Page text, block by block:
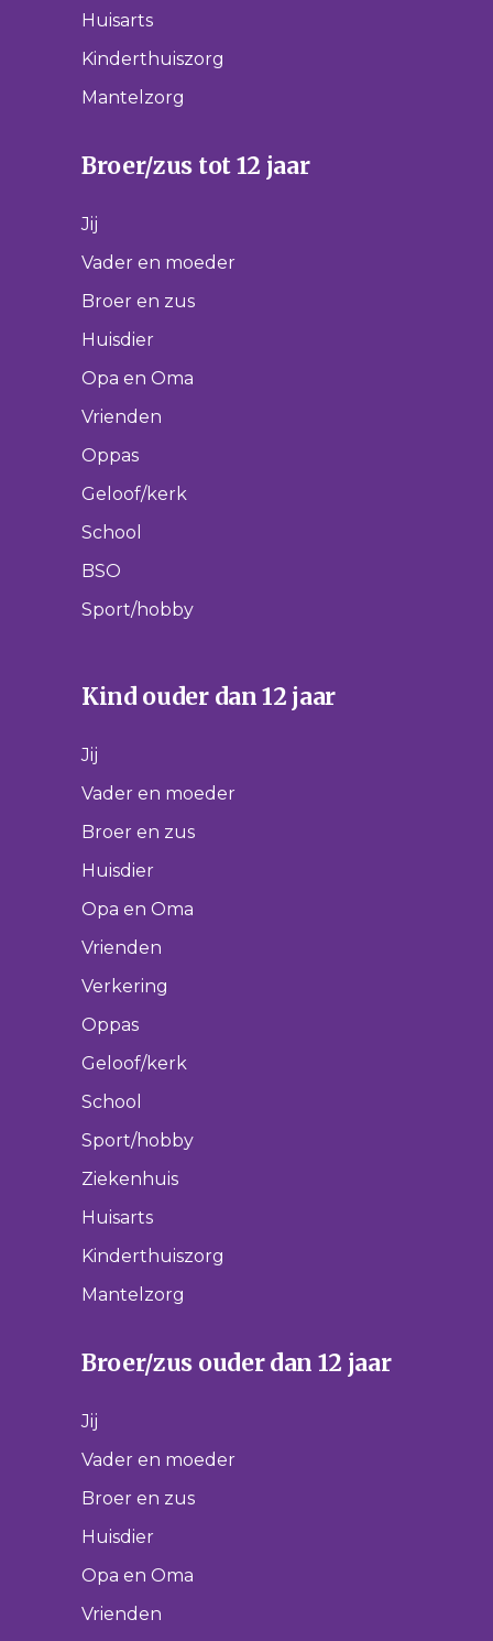
Huisarts
Kinderthuiszorg
Mantelzorg
Broer/zus tot 12 jaar
Jij
Vader en moeder
Broer en zus
Huisdier
Opa en Oma
Vrienden
Oppas
Geloof/kerk
School
BSO
Sport/hobby
Kind ouder dan 12 jaar
Jij
Vader en moeder
Broer en zus
Huisdier
Opa en Oma
Vrienden
Verkering
Oppas
Geloof/kerk
School
Sport/hobby
Ziekenhuis
Huisarts
Kinderthuiszorg
Mantelzorg
Broer/zus ouder dan 12 jaar
Jij
Vader en moeder
Broer en zus
Huisdier
Opa en Oma
Vrienden